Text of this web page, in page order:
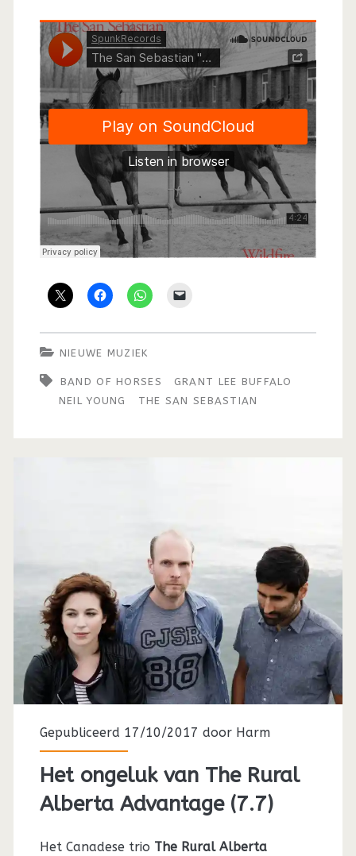
NIEUWE MUZIEK
BAND OF HORSES
GRANT LEE BUFFALO
NEIL YOUNG
THE SAN SEBASTIAN
Gepubliceerd 17/10/2017 door Harm
Het ongeluk van The Rural
Alberta Advantage (7.7)
Het Canadese trio The Rural Alberta